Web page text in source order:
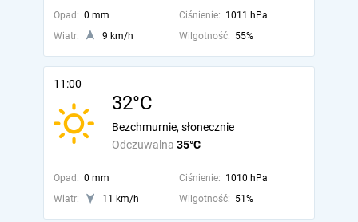
Opad: 0 mm Ciśnienie: 1011 hPa
Wiatr:
9 km/h Wilgotność: 55%
11:00
32°C
Odczuwalna 35°C
Bezchmurnie, słonecznie
Opad: 0 mm Ciśnienie: 1010 hPa
Wiatr:
11 km/h Wilgotność: 51%